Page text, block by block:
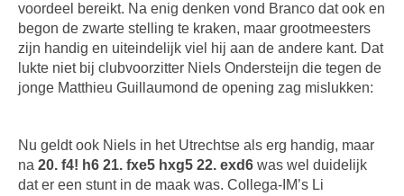
voordeel bereikt. Na enig denken vond Branco dat ook en
begon de zwarte stelling te kraken, maar groot­meesters
zijn handig en uiteindelijk viel hij aan de andere kant. Dat
lukte niet bij club­voorzitter Niels Ondersteijn die tegen de
jonge Matthieu Guillaumond de opening zag mislukken:
Nu geldt ook Niels in het Utrechtse als erg handig, maar
na 20. f4! h6 21. fxe5 hxg5 22. exd6 was wel duidelijk
dat er een stunt in de maak was. Collega-IM’s Li